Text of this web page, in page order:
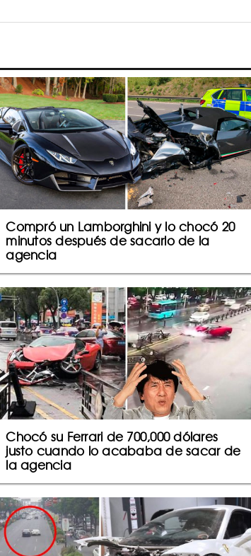
Compró un Lamborghini y lo chocó 20
minutos después de sacarlo de la
agencia
Chocó su Ferrari de 700,000 dólares
justo cuando lo acababa de sacar de
la agencia